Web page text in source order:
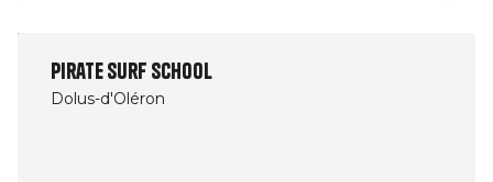
Pirate Surf School
Dolus-d'Oléron